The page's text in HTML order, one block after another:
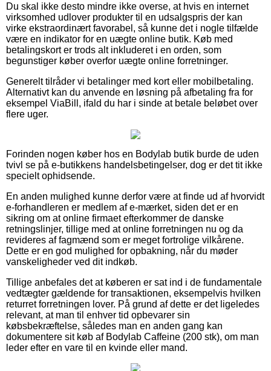
Du skal ikke desto mindre ikke overse, at hvis en internet
virksomhed udlover produkter til en udsalgspris der kan
virke ekstraordinært favorabel, så kunne det i nogle tilfælde
være en indikator for en uægte online butik. Køb med
betalingskort er trods alt inkluderet i en orden, som
begunstiger køber overfor uægte online forretninger.
Generelt tilråder vi betalinger med kort eller mobilbetaling.
Alternativt kan du anvende en løsning på afbetaling fra for
eksempel ViaBill, ifald du har i sinde at betale beløbet over
flere uger.
Forinden nogen køber hos en Bodylab butik burde de uden
tvivl se på e-butikkens handelsbetingelser, dog er det tit ikke
specielt ophidsende.
En anden mulighed kunne derfor være at finde ud af hvorvidt
e-forhandleren er medlem af e-mærket, siden det er en
sikring om at online firmaet efterkommer de danske
retningslinjer, tillige med at online forretningen nu og da
revideres af fagmænd som er meget fortrolige vilkårene.
Dette er en god mulighed for opbakning, når du møder
vanskeligheder ved dit indkøb.
Tillige anbefales det at køberen er sat ind i de fundamentale
vedtægter gældende for transaktionen, eksempelvis hvilken
returret forretningen lover. På grund af dette er det ligeledes
relevant, at man til enhver tid opbevarer sin
købsbekræftelse, således man en anden gang kan
dokumentere sit køb af Bodylab Caffeine (200 stk), om man
leder efter en vare til en kvinde eller mand.